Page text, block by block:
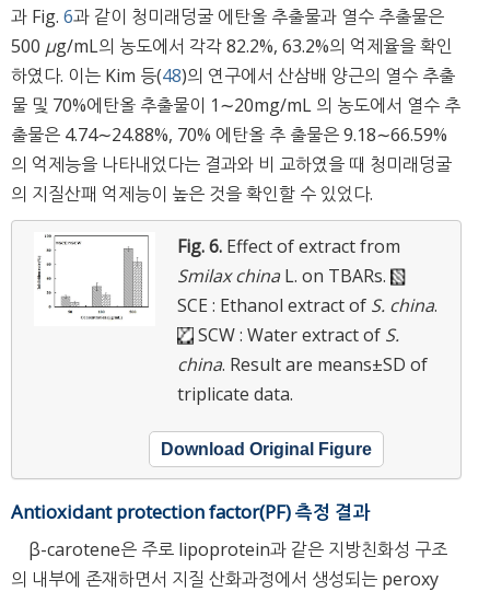
과 Fig. 6과 같이 청미래덩굴 에탄올 추출물과 열수 추출물은
500 μg/mL의 농도에서 각각 82.2%, 63.2%의 억제율을 확인
하였다. 이는 Kim 등(48)의 연구에서 산삼배 양근의 열수 추출
물 및 70%에탄올 추출물이 1∼20mg/mL 의 농도에서 열수 추
출물은 4.74∼24.88%, 70% 에탄올 추 출물은 9.18∼66.59%
의 억제능을 나타내었다는 결과와 비 교하였을 때 청미래덩굴
의 지질산패 억제능이 높은 것을 확인할 수 있었다.
Fig. 6. Effect of extract from
Smilax china L. on TBARs.
SCE : Ethanol extract of S. china.
SCW : Water extract of S.
china. Result are means±SD of
triplicate data.
Download Original Figure
Antioxidant protection factor(PF) 측정 결과
β-carotene은 주로 lipoprotein과 같은 지방친화성 구조
의 내부에 존재하면서 지질 산화과정에서 생성되는 peroxy